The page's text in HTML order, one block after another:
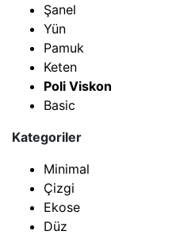
Şanel
Yün
Pamuk
Keten
Poli Viskon
Basic
Kategoriler
Minimal
Çizgi
Ekose
Düz